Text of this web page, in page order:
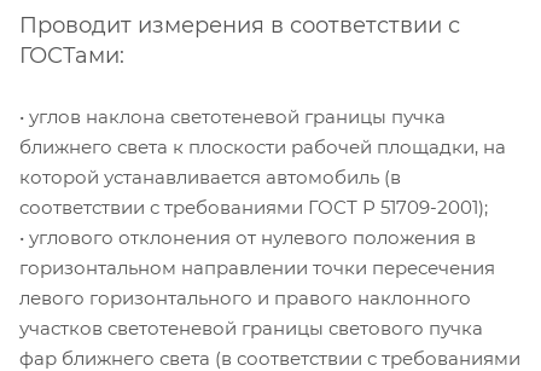
Проводит измерения в соответствии с
ГОСТами:
• углов наклона светотеневой границы пучка
ближнего света к плоскости рабочей площадки, на
которой устанавливается автомобиль (в
соответствии с требованиями ГОСТ Р 51709-2001);
• углового отклонения от нулевого положения в
горизонтальном направ­лении точки пересечения
левого горизонтального и правого наклонного
участков светотеневой границы светового пучка
фар ближнего света (в соответствии с требованиями